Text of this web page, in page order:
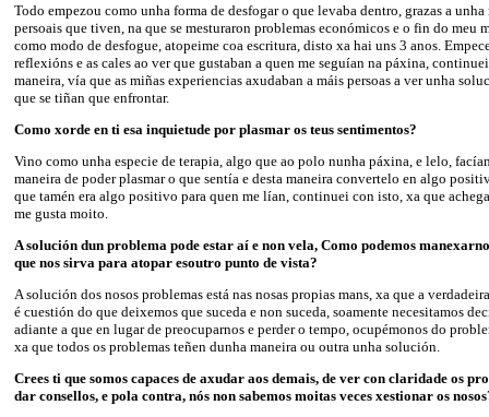
Todo empezou como unha forma de desfogar o que levaba dentro, grazas a unha
persoais que tiven, na que se mesturaron problemas económicos e o fin do meu
como modo de desfogue, atopeime coa escritura, disto xa hai uns 3 anos.
reflexións e as cales ao ver que gustaban a quen me seguían na páxina,
maneira, vía que as miñas experiencias axudaban a máis persoas a ver unha
que se tiñan que enfrontar.
Como xorde en ti esa inquietude por plasmar os teus sentimentos?
Vino como unha especie de terapia, algo que ao polo nunha páxina, e lelo,
maneira de poder plasmar o que sentía e desta maneira convertelo en algo
que tamén era algo positivo para quen me lían, continuei con isto, xa que
me gusta moito.
A solución dun problema pode estar aí e non vela, Como podemos
que nos sirva para atopar esoutro punto de vista?
A solución dos nosos problemas está nas nosas propias mans, xa que a
é cuestión do que deixemos que suceda e non suceda, soamente necesitamos
adiante a que en lugar de preocuparnos e perder o tempo, ocupémonos do
xa que todos os problemas teñen dunha maneira ou outra unha solución.
Crees ti que somos capaces de axudar aos demais, de ver con claridade os
dar consellos, e pola contra, nós non sabemos moitas veces xestionar os